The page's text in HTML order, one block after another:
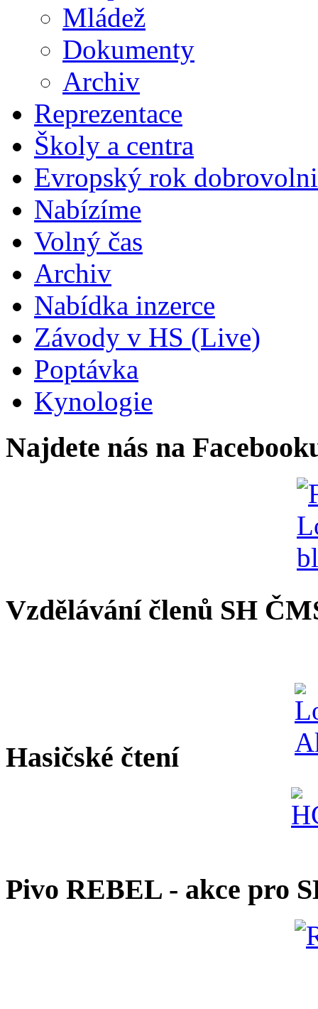
Mládež
Dokumenty
Archiv
Reprezentace
Školy a centra
Evropský rok
Nabízíme
Volný čas
Archiv
Nabídka inzerce
Závody v HS (Live)
Poptávka
Kynologie
Najdete nás na
Vzdělávání členů SH
Hasičské čtení
Pivo REBEL - akce pro